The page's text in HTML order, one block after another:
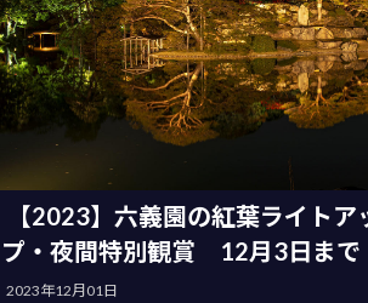
【2023】六義園の紅葉ライトア
プ・夜間特別観賞 12月3日まで
2023年12月01日